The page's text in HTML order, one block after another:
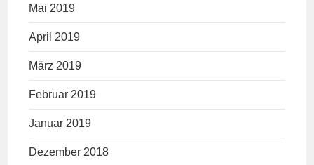
Mai 2019
April 2019
März 2019
Februar 2019
Januar 2019
Dezember 2018